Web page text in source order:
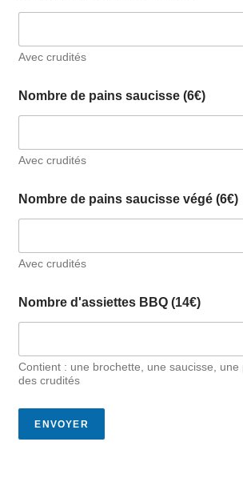
Avec crudités
Nombre de pains saucisse (6€)
Avec crudités
Nombre de pains saucisse végé (6€)
Avec crudités
Nombre d'assiettes BBQ (14€)
Contient : une brochette, une saucisse, une
des crudités
ENVOYER